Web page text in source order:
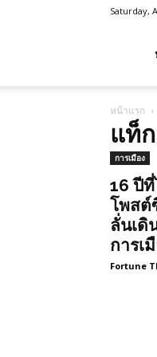
Saturday,
ลาภ
ประเทศไ
หน้าแรก
แท็
การเมือง
16 ปีที่
โพสต์
ลั่นเดิ
การเ
Fortune